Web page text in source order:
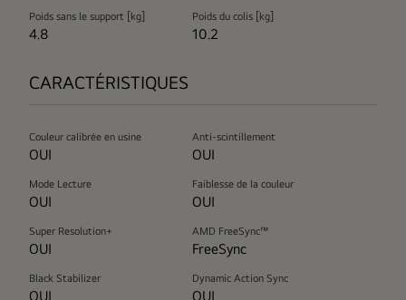
Poids sans le support [kg]
4.8
Poids du colis [kg]
10.2
CARACTÉRISTIQUES
Couleur calibrée en usine
OUI
Anti-scintillement
OUI
Mode Lecture
OUI
Faiblesse de la couleur
OUI
Super Resolution+
OUI
AMD FreeSync™
FreeSync
Black Stabilizer
OUI
Dynamic Action Sync
OUI